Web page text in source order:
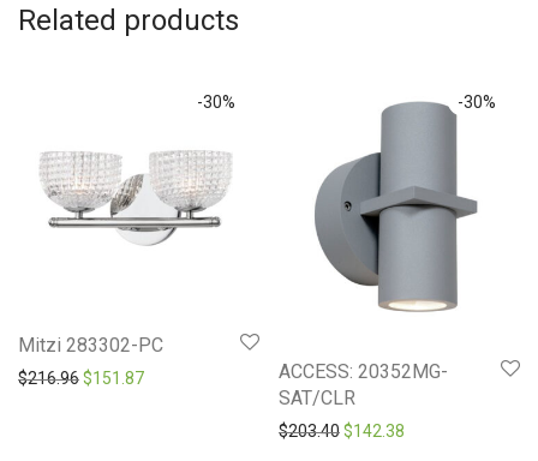
Related products
-30%
Mitzi 283302-PC
$216.96Original price was: $216.96.
$151.87Current price is: $151.87.
-30%
ACCESS: 20352MG-
SAT/CLR
$203.40Original price was:
$142.38